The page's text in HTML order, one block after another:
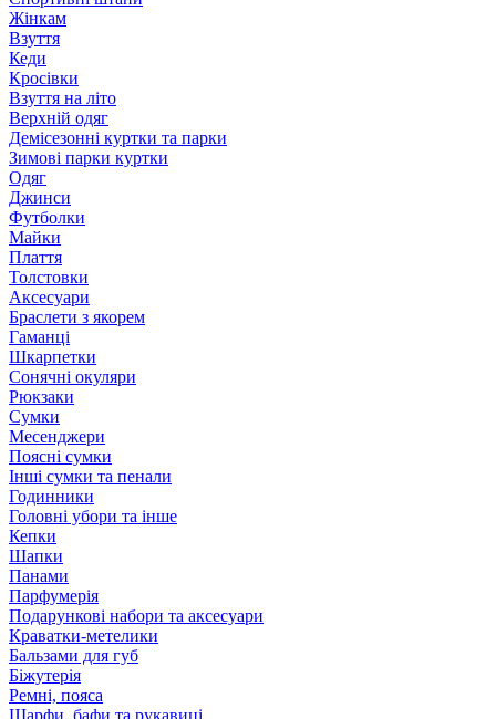
Жінкам
Взуття
Кеди
Кросівки
Взуття на літо
Верхній одяг
Демісезонні куртки та парки
Зимові парки куртки
Одяг
Джинси
Футболки
Майки
Плаття
Толстовки
Аксесуари
Браслети з якорем
Гаманці
Шкарпетки
Сонячні окуляри
Рюкзаки
Сумки
Месенджери
Поясні сумки
Інші сумки та пенали
Годинники
Головні убори та інше
Кепки
Шапки
Панами
Парфумерія
Подарункові набори та аксесуари
Краватки-метелики
Бальзами для губ
Біжутерія
Ремні, пояса
Шарфи, бафи та рукавиці